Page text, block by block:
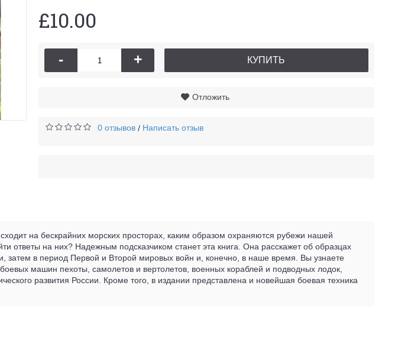
£10.00
- + КУПИТЬ
Отложить
0 отзывов / Написать отзыв
на бескрайних морских просторах, каким образом охраняются рубежи нашей
ответы на них? Надежным подсказчиком станет эта книга. Она расскажет об образцах
затем в период Первой и Второй мировых войн и, конечно, в наше время. Вы узнаете
машин пехоты, самолетов и вертолетов, военных кораблей и подводных лодок,
развития России. Кроме того, в издании представлена и новейшая боевая техника